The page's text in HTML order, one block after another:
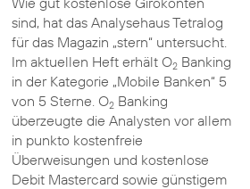
sind, hat das Analysehaus Tetralog
für das Magazin „stern“ untersucht.
Im aktuellen Heft erhält O2Banking
in der Kategorie „Mobile Banken“ 5
von 5 Sterne. O2Banking
überzeugte die Analysten vor allem
in punkto kostenfreie
Überweisungen und kostenlose
Debit Mastercard sowie günstigem